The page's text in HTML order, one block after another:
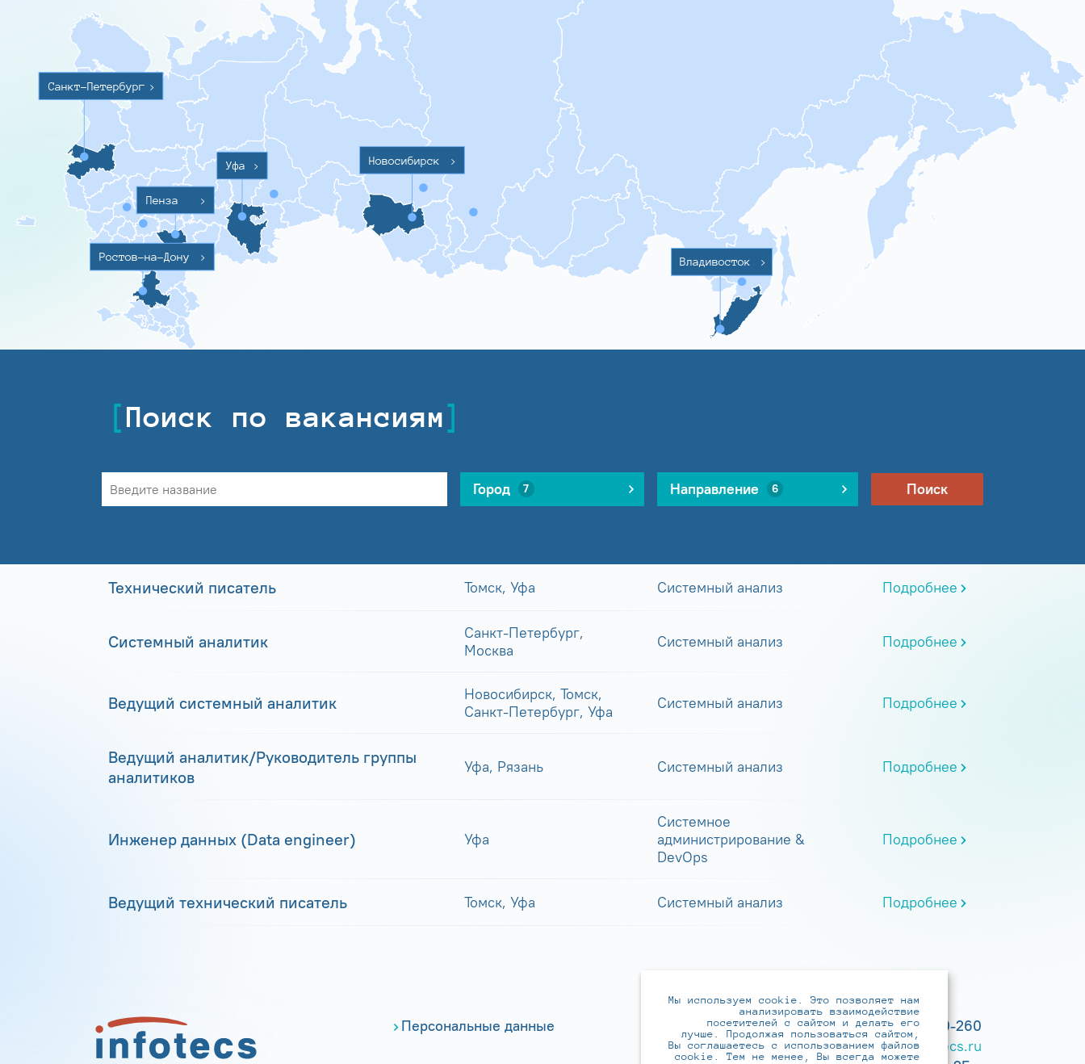
Санкт-Петербург >
Ростов-на-Дону >
Пенза >
Уфа > Новосибирск >
Владивосток >
Поиск по вакансиям
Город 7 Направление 6 Поиск
Технический писатель Томск, Уфа Системный анализ Подробнее
Системный аналитик
Санкт-Петербург,
Москва
Системный анализ Подробнее
Ведущий системный аналитик
Новосибирск, Томск,
Санкт-Петербург, Уфа
Системный анализ Подробнее
Ведущий аналитик/Руководитель группы
аналитиков
Уфа, Рязань Системный анализ Подробнее
Инженер данных (Data engineer) Уфа
Системное
администрирование &
DevOps
Подробнее
Ведущий технический писатель Томск, Уфа Системный анализ Подробнее
Персональные данные
+7 (495) 737-6192, 8-800-250-0-260
practice@infotecs.ru ,hr@infotecs.ru
Мы используем cookie. Это позволяет нам
анализировать взаимодействие
посетителей с сайтом и делать его
лучше. Продолжая пользоваться сайтом,
Вы соглашаетесь с использованием файлов
cookie. Тем не менее, Вы всегда можете